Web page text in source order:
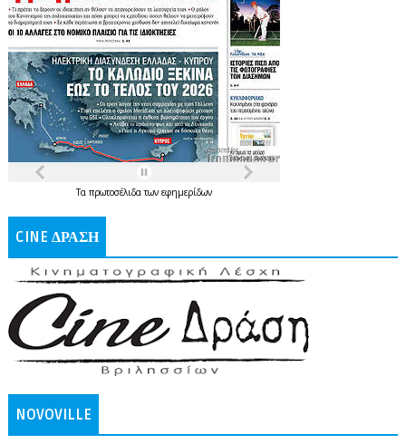
Τα πρωτοσέλιδατων εφημερίδων
CINE ΔΡΑΣΗ
NOVOVILLE